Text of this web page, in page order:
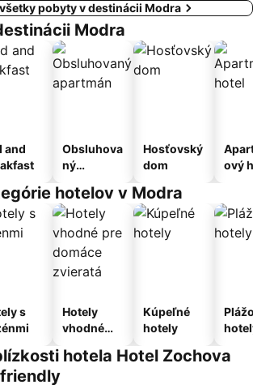
pobyty v destinácii Modra
Modra
and
Obsluhova
ný
Hosťovský
dom
ový
hotelov v Modra
s
Hotely
vhodné
domáce
Kúpeľné
hotely
hotela Hotel Zochova